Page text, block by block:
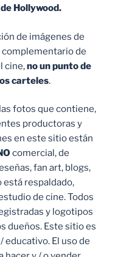
Hollywood.
de imágenes de
de
cine,no un punto de
carteles.
fotos que contiene,
productoras y
en este sitio están
comercial, de
fan art, blogs,
está respaldado,
de cine. Todos
y logotipos
dueños. Este sitio es
educativo. El uso de